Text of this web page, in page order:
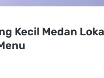
Kecil Medan